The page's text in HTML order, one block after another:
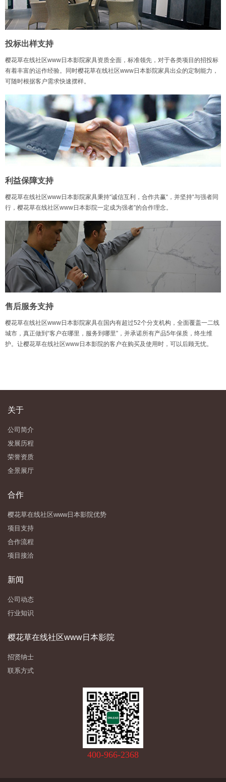
投标出样支持
樱花草在线社区www日本影院家具资质全面，标准领先，对于各类项目的招投标
有着丰富的运作经验。同时樱花草在线社区www日本影院家具出众的定制能力，
可随时根据客户需求快速摆样。
利益保障支持
樱花草在线社区www日本影院家具秉持“诚信互利，合作共赢“，并坚持“与强者同
行，樱花草在线社区www日本影院一定成为强者”的合作理念。
售后服务支持
樱花草在线社区www日本影院家具在国内有超过52个分支机构，全面覆盖一二线
城市，真正做到“客户在哪里，服务到哪里”，并承诺所有产品5年保质，终生维
护。让樱花草在线社区www日本影院的客户在购买及使用时，可以后顾无忧。
关于
公司简介
发展历程
荣誉资质
全景展厅
合作
樱花草在线社区www日本影院优势
项目支持
合作流程
项目接洽
新闻
公司动态
行业知识
樱花草在线社区www日本影院
招贤纳士
联系方式
400-966-2368